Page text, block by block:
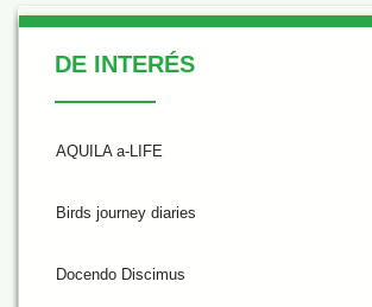
De Interés
DE INTERÉS
AQUILA a-LIFE
Birds journey diaries
Docendo Discimus